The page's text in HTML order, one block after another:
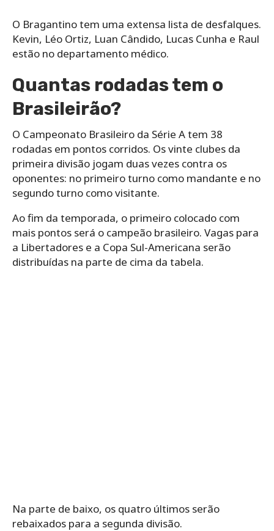
O Bragantino tem uma extensa lista de desfalques.
Kevin, Léo Ortiz, Luan Cândido, Lucas Cunha e Raul
estão no departamento médico.
Quantas rodadas tem o
Brasileirão?
O Campeonato Brasileiro da Série A tem 38
rodadas em pontos corridos. Os vinte clubes da
primeira divisão jogam duas vezes contra os
oponentes: no primeiro turno como mandante e no
segundo turno como visitante.
Ao fim da temporada, o primeiro colocado com
mais pontos será o campeão brasileiro. Vagas para
a Libertadores e a Copa Sul-Americana serão
distribuídas na parte de cima da tabela.
Na parte de baixo, os quatro últimos serão
rebaixados para a segunda divisão.